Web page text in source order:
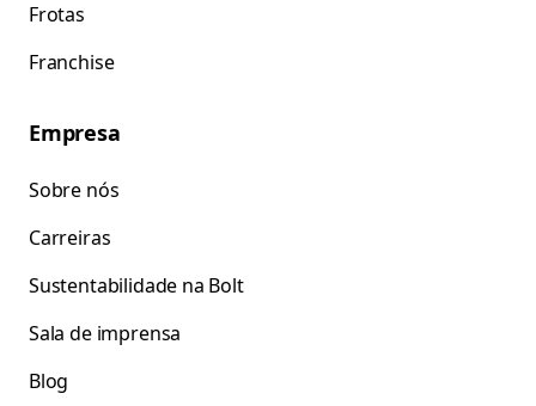
Frotas
Franchise
Empresa
Sobre nós
Carreiras
Sustentabilidade na Bolt
Sala de imprensa
Blog